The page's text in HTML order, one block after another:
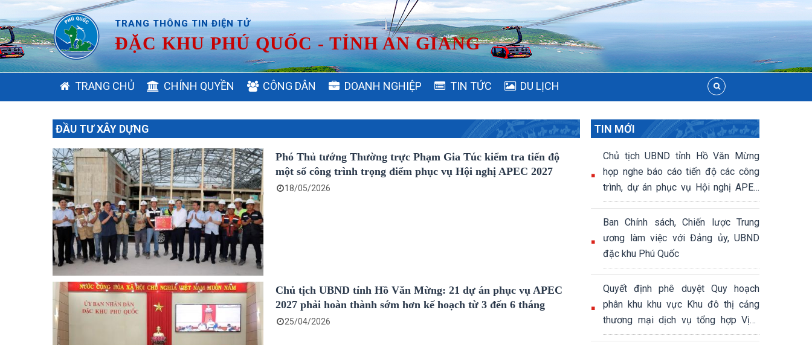
TRANG THÔNG TIN ĐIỆN TỬ
ĐẶC KHU PHÚ QUỐC - TỈNH AN GIANG
NAVIGATION
TRANG CHỦ CHÍNH QUYỀN CÔNG DÂN DOANH NGHIỆP TIN TỨC DU LỊCH
ĐẦU TƯ XÂY DỰNG
Phó Thủ tướng Thường trực Phạm Gia Túc kiểm tra tiến độ
một số công trình trọng điểm phục vụ Hội nghị APEC 2027
18/05/2026
Chủ tịch UBND tỉnh Hồ Văn Mừng: 21 dự án phục vụ APEC
2027 phải hoàn thành sớm hơn kế hoạch từ 3 đến 6 tháng
25/04/2026
TIN MỚI
Chủ tịch UBND tỉnh Hồ Văn Mừng
họp nghe báo cáo tiến độ các công
trình, dự án phục vụ Hội nghị APEC
2027
Ban Chính sách, Chiến lược Trung
ương làm việc với Đảng ủy, UBND
đặc khu Phú Quốc
Quyết định phê duyệt Quy hoạch
phân khu khu vực Khu đô thị cảng
thương mại dịch vụ tổng hợp Vịnh
Đầm, đặc khu Phú Quốc, tỉnh An